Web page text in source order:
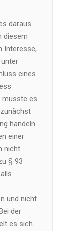
daraus
diesem
Interesse,
eines
müsste es
handeln.
einer
nicht
§ 93
und nicht
der
es sich